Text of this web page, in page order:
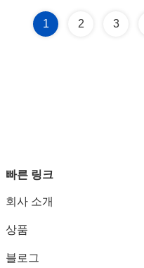
1 2 3
빠른 링크
회사 소개
상품
블로그